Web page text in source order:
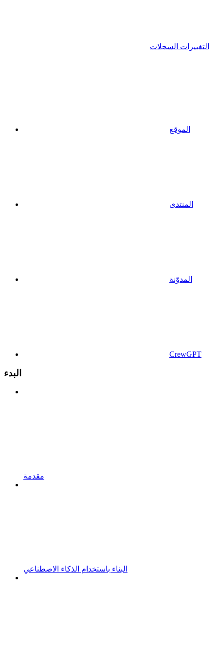
التغييرات السجلات
الموقع
المنتدى
المدوّنة
CrewGPT
البدء
مقدمة
البناء باستخدام الذكاء الاصطناعي